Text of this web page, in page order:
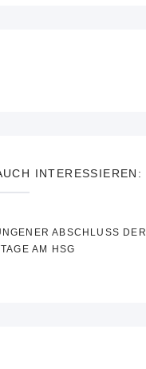
INTERESSIEREN:
ABSCHLUSS DER
AM HSG